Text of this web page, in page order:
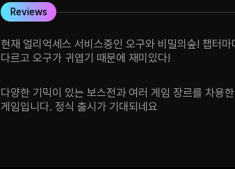
Reviews
현재 얼리억세스 서비스중인 오구와 비밀의숲! 챕터마
다르고 오구가 귀엽기 때문에 재미있다!
다양한 기믹이 있는 보스전과 여러 게임 장르를 차용
게임입니다. 정식 출시가 기대되네요